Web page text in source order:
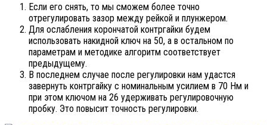
Если его снять, то мы сможем более точно
отрегулировать зазор между рейкой и плунжером.
Для ослабления корончатой контргайки будем
использовать накидной ключ на 50, а в остальном по
параметрам и методике алгоритм соответствует
предыдущему.
В последнем случае после регулировки нам удастся
завернуть контргайку с номинальным усилием в 70 Нм и
при этом ключом на 26 удерживать регулировочную
пробку. Это повысит точность регулировки.